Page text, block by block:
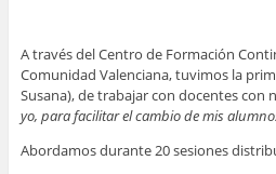
A través del Centro de Formación
Comunidad Valenciana, tuvimos la
Susana), de trabajar con docentes con
yo, para facilitar el cambio de mis
Abordamos durante 20 sesiones